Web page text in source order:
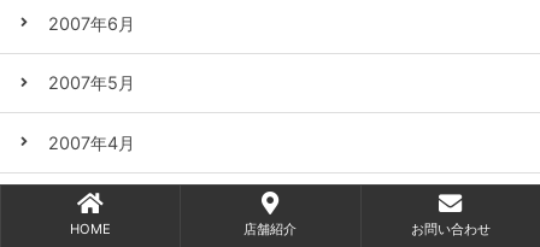
2007年6月
2007年5月
2007年4月
2007年3月
HOME 店舗紹介 お問い合わせ